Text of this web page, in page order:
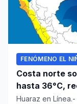
FENÓMENO EL
Costa norte
hasta 36°C,
hidratado
Huaraz en